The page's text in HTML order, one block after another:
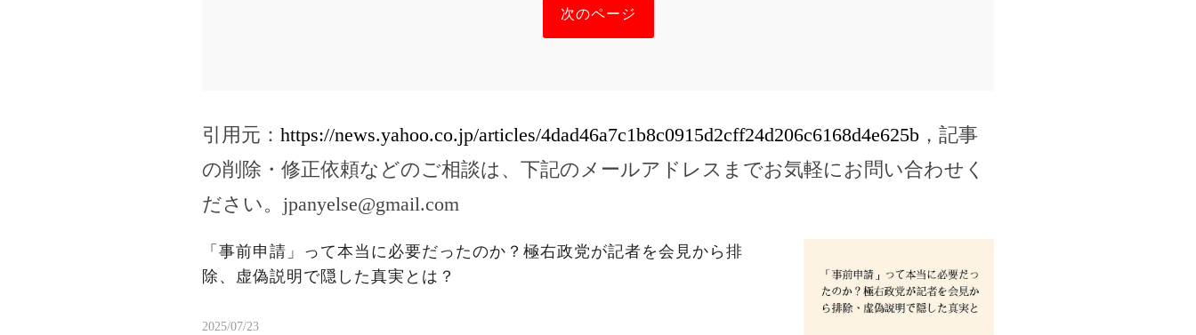
次のページ
引用元： https://news.yahoo.co.jp/articles/4dad46a7c1b8c0915d2cff24d206c6168d4e625b ，記事
の削除・修正依頼などのご相談は、下記のメールアドレスまでお気軽にお問い合わせく
ださい。 jpanyelse@gmail.com
「事前申請」って本当に必要だったのか？極右政党が記者を会見から排
除、虚偽説明で隠した真実とは？
2025/07/23